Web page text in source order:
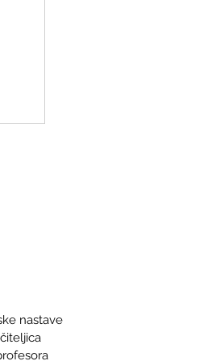
nastave